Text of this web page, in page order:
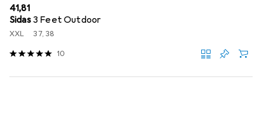
EUR
41,81
Sidas 3 Feet Outdoor
XXL 37, 38
10